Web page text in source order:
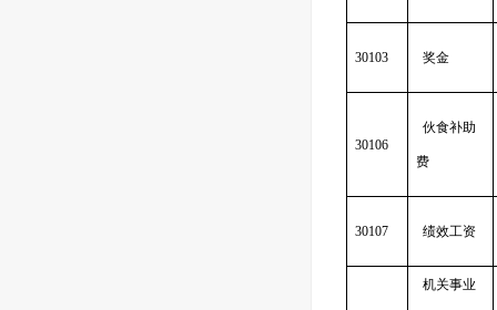
30103 奖金
30106
伙食补助
费
30107 绩效工资
机关事业